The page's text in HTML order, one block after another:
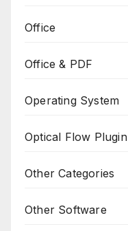
Office
Office & PDF
Operating System
Optical Flow Plugin
Other Categories
Other Software